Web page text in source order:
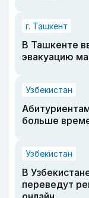
г. Ташкент
В Ташкенте
эвакуацию
Узбекистан
больше
Узбекистан
В
переведут